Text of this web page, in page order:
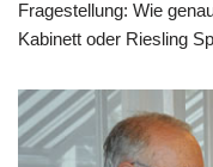
Fragestellung: Wie
Kabinett oder Riesling